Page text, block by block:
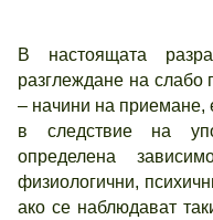
В настоящата
разглеждане на слабо
– начини на приемане,
в следствие на
определена
физиологични,
ако се наблюдават